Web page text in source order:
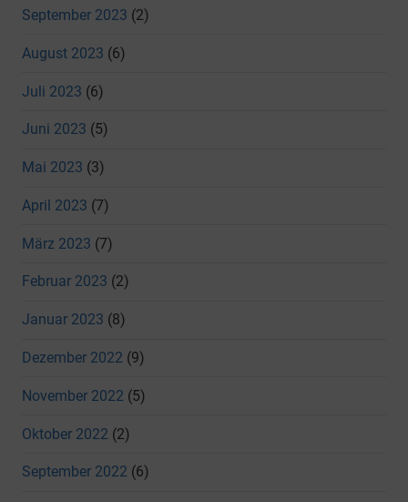
September 2023 (2)
August 2023 (6)
Juli 2023 (6)
Juni 2023 (5)
Mai 2023 (3)
April 2023 (7)
März 2023 (7)
Februar 2023 (2)
Januar 2023 (8)
Dezember 2022 (9)
November 2022 (5)
Oktober 2022 (2)
September 2022 (6)